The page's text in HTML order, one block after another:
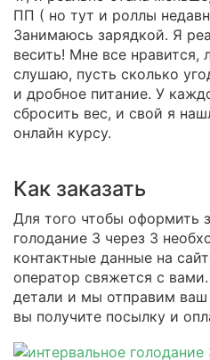
ПП ( но тут и роллы
Занимаюсь зарядкой. Я
весить! Мне все
слушаю, пусть сколько
и дробное питание. У
сбросить вес, и свой я
онлайн курсу.
Как заказать
Для того чтобы оформить
голодание 3 через 3
контактные данные на
оператор свяжется с
детали и мы отправим ваш
вы получите посылку и